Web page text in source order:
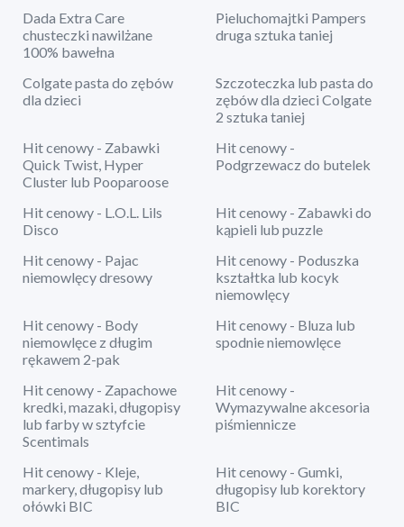
Dada Extra Care
chusteczki nawilżane
100% bawełna
Pieluchomajtki Pampers
druga sztuka taniej
Colgate pasta do zębów
dla dzieci
Szczoteczka lub pasta do
zębów dla dzieci Colgate
2 sztuka taniej
Hit cenowy - Zabawki
Quick Twist, Hyper
Cluster lub Pooparoose
Hit cenowy -
Podgrzewacz do butelek
Hit cenowy - L.O.L. Lils
Disco
Hit cenowy - Zabawki do
kąpieli lub puzzle
Hit cenowy - Pajac
niemowlęcy dresowy
Hit cenowy - Poduszka
kształtka lub kocyk
niemowlęcy
Hit cenowy - Body
niemowlęce z długim
rękawem 2-pak
Hit cenowy - Bluza lub
spodnie niemowlęce
Hit cenowy - Zapachowe
kredki, mazaki, długopisy
lub farby w sztyfcie
Scentimals
Hit cenowy -
Wymazywalne akcesoria
piśmiennicze
Hit cenowy - Kleje,
markery, długopisy lub
ołówki BIC
Hit cenowy - Gumki,
długopisy lub korektory
BIC